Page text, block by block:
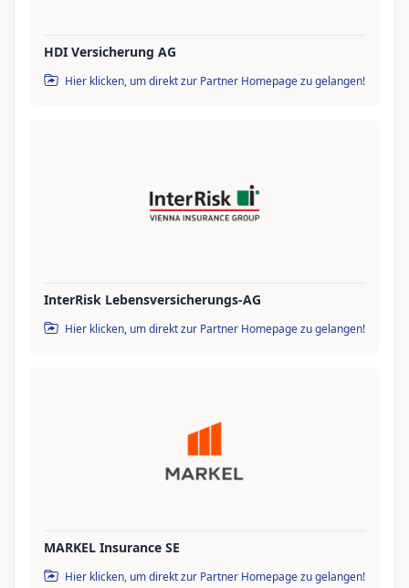
HDI Versicherung AG
Hier klicken, um direkt zur Partner Homepage zu gelangen!
InterRisk Lebensversicherungs-AG
Hier klicken, um direkt zur Partner Homepage zu gelangen!
MARKEL Insurance SE
Hier klicken, um direkt zur Partner Homepage zu gelangen!